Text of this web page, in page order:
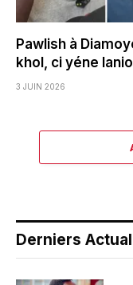
Pawlish à
khol, ci yéne
3 JUIN 2026
Derniers